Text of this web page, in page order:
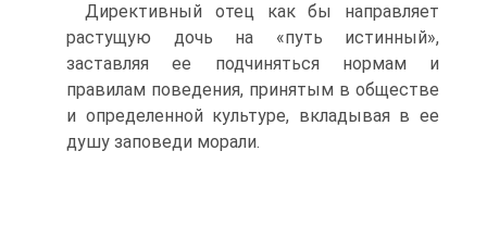
Директивный отец как бы направляет
растущую дочь на «путь истинный»,
заставляя ее подчиняться нормам и
правилам пове­дения, принятым в обществе
и определенной культуре, вклады­вая в ее
душу заповеди морали.